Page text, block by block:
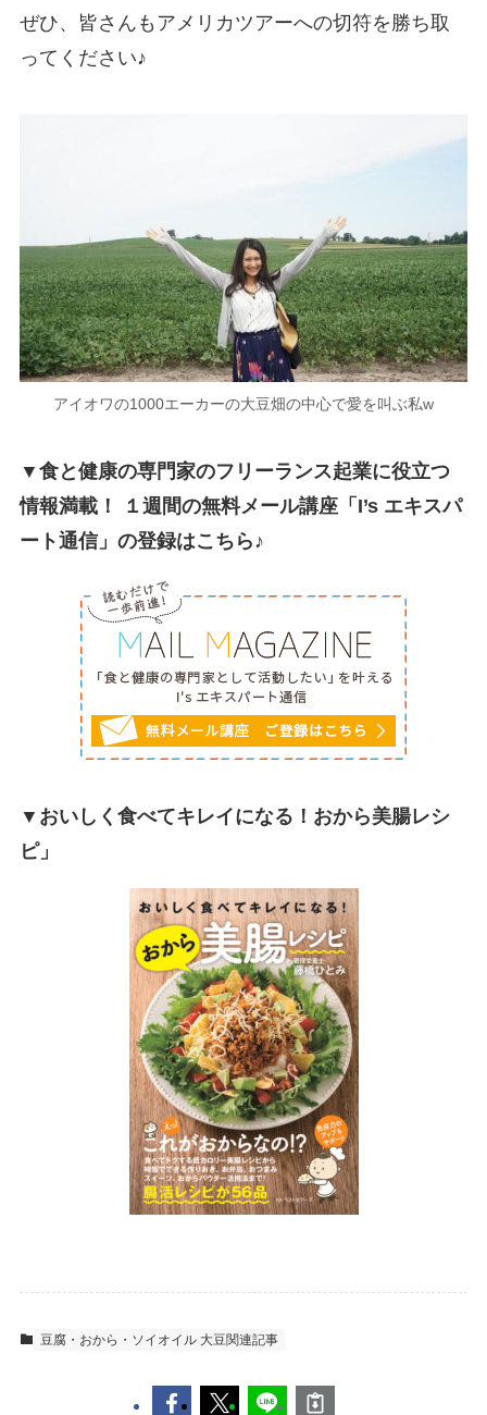
ぜひ、皆さんもアメリカツアーへの切符を勝ち取
ってください♪
アイオワの1000エーカーの大豆畑の中心で愛を叫ぶ私w
▼食と健康の専門家のフリーランス起業に役立つ
情報満載！ １週間の無料メール講座「I’s エキスパ
ート通信」の登録はこちら♪
▼おいしく食べてキレイになる！おから美腸レシ
ピ」
豆腐・おから・ソイオイル 大豆関連記事